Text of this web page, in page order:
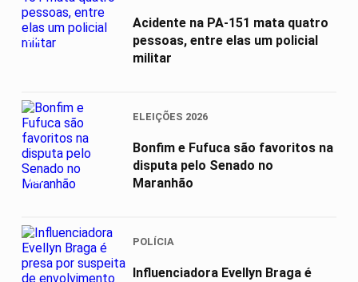
02
Acidente na PA-151 mata quatro
pessoas, entre elas um policial
militar
03
ELEIÇÕES 2026
Bonfim e Fufuca são favoritos na
disputa pelo Senado no
Maranhão
POLÍCIA
Influenciadora Evellyn Braga é